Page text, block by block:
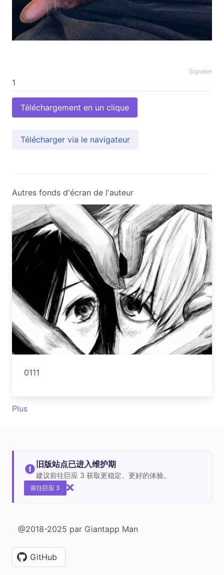
Signaler
Téléchargement en un clique
Télécharger via le navigateur
Autres fonds d'écran de l'auteur
0111
Plus
旧版站点已进入维护期
建议前往巨应 3 获取更稳定、更好的体验。
前往巨应 3
@2018-2025 par Giantapp Man
GitHub